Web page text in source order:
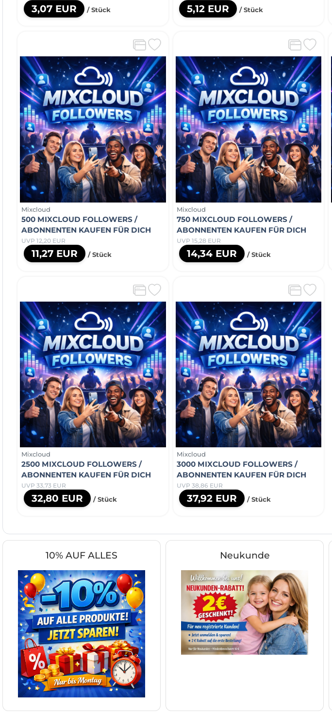
3,07 EUR / Stück 5,12 EUR / Stück
Mixcloud
500 MIXCLOUD FOLLOWERS /
ABONNENTEN KAUFEN FÜR DICH
UVP 12,20 EUR
11,27 EUR / Stück
Mixcloud
750 MIXCLOUD FOLLOWERS /
ABONNENTEN KAUFEN FÜR DICH
UVP 15,28 EUR
14,34 EUR / Stück
Mixcloud
2500 MIXCLOUD FOLLOWERS /
ABONNENTEN KAUFEN FÜR DICH
UVP 33,73 EUR
32,80 EUR / Stück
Mixcloud
3000 MIXCLOUD FOLLOWERS /
ABONNENTEN KAUFEN FÜR DICH
UVP 38,86 EUR
37,92 EUR / Stück
10% AUF ALLES Neukunde